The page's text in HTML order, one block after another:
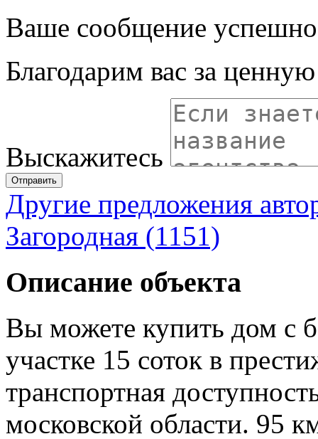
Ваше сообщение успешно
Благодарим вас за
Выскажитесь
Отправить
Другие предложения
Загородная (1151)
Описание объекта
Вы можете купить дом с
участке 15 соток в
транспортная
московской области. 95